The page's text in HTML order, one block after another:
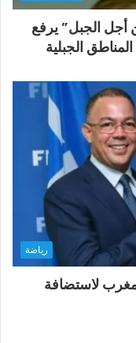
من أجل الجبل” يرفع
الجبلية
رياضة
لاستضافة